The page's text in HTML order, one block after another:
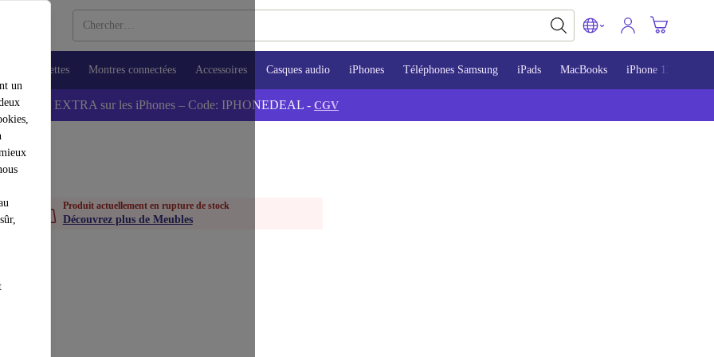
un
Tablettes Montres connectées Accessoires Casques audio iPhones Téléphones Samsung iPads MacBooks iPhone 13
💰-5% EXTRA sur les iPhones – Code: IPHONEDEAL - CGV
Produit actuellement en rupture de stock
Découvrez plus de Meubles